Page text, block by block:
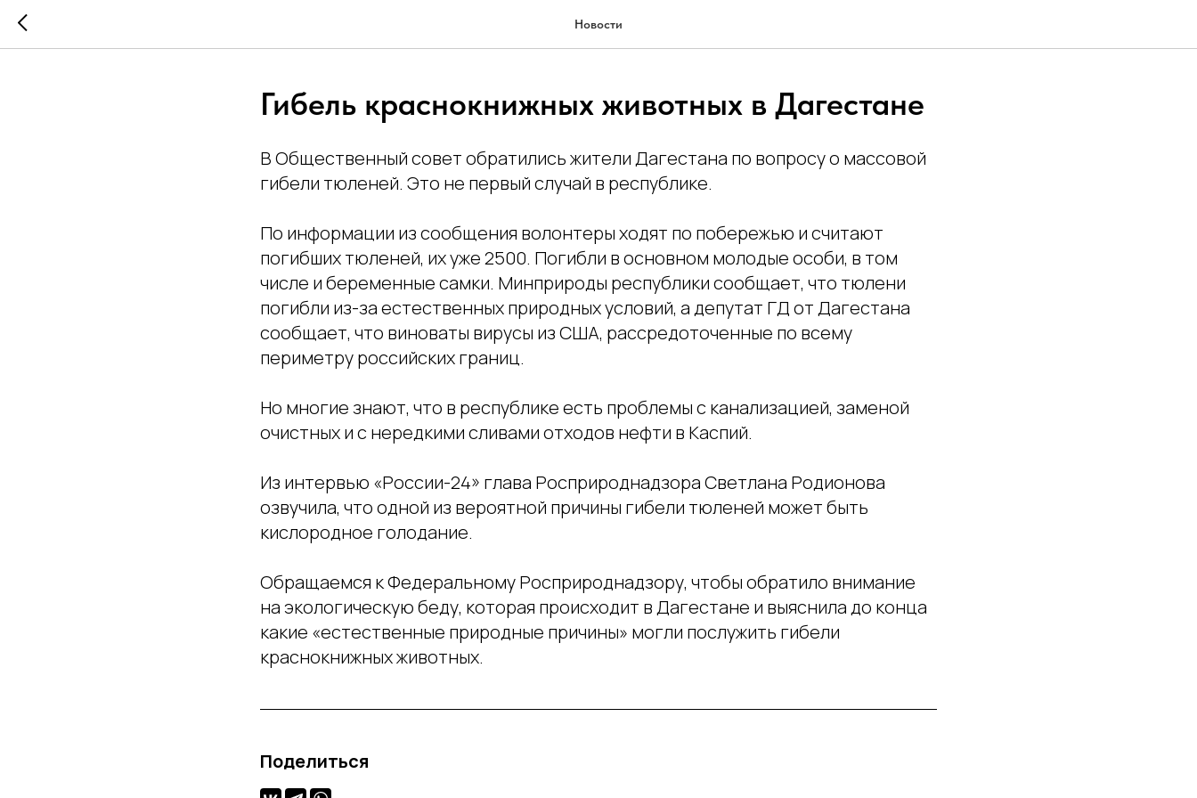
Новости
Гибель краснокнижных животных в Дагестане
В Общественный совет обратились жители Дагестана по вопросу о массовой
гибели тюленей. Это не первый случай в республике.
По информации из сообщения волонтеры ходят по побережью и считают
погибших тюленей, их уже 2500. Погибли в основном молодые особи, в том
числе и беременные самки. Минприроды республики сообщает, что тюлени
погибли из-за естественных природных условий, а депутат ГД от Дагестана
сообщает, что виноваты вирусы из США, рассредоточенные по всему
периметру российских границ.
Но многие знают, что в республике есть проблемы с канализацией, заменой
очистных и с нередкими сливами отходов нефти в Каспий.
Из интервью «России-24» глава Росприроднадзора Светлана Родионова
озвучила, что одной из вероятной причины гибели тюленей может быть
кислородное голодание.
Обращаемся к Федеральному Росприроднадзору, чтобы обратило внимание
на экологическую беду, которая происходит в Дагестане и выяснила до конца
какие «естественные природные причины» могли послужить гибели
краснокнижных животных.
Поделиться